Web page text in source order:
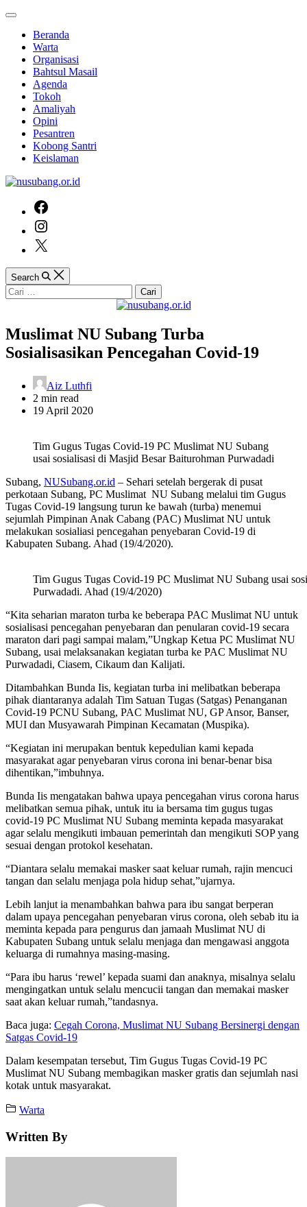
Skip
content
Off
CanvasBeranda
Warta
Organisasi
Bahtsul Masail
Agenda
Tokoh
Amaliyah
Opini
Pesantren
Kobong Santri
Keislaman
Search
Cari
untuk:
Muslimat NU Subang Turba
Sosialisasikan Pencegahan Covid-19
Aiz Luthfi
Estimated
read
2 min read
19 April 2020
Tim Gugus Tugas Covid-19 PC Muslimat NU Subang
usai sosialisasi di Masjid Besar Baiturohman Purwadadi
Subang, NUSubang.or.id – Sehari setelah bergerak di pusat
perkotaan Subang, PC Muslimat NU Subang melalui tim Gugus
Tugas Covid-19 langsung turun ke bawah (turba) menemui
sejumlah Pimpinan Anak Cabang (PAC) Muslimat NU untuk
melakukan sosialiasi pencegahan penyebaran Covid-19 di
Kabupaten Subang. Ahad (19/4/2020).
Tim Gugus Tugas Covid-19 PC Muslimat NU Subang usai
Purwadadi. Ahad (19/4/2020)
“Kita seharian maraton turba ke beberapa PAC Muslimat NU untuk
sosialisasi pencegahan penyebaran dan penularan covid-19 secara
maraton dari pagi sampai malam,”Ungkap Ketua PC Muslimat NU
Subang, usai melaksanakan kegiatan turba ke PAC Muslimat NU
Purwadadi, Ciasem, Cikaum dan Kalijati.
Ditambahkan Bunda Iis, kegiatan turba ini melibatkan beberapa
pihak diantaranya adalah Tim Satuan Tugas (Satgas) Penanganan
Covid-19 PCNU Subang, PAC Muslimat NU, GP Ansor, Banser,
MUI dan Musyawarah Pimpinan Kecamatan (Muspika).
“Kegiatan ini merupakan bentuk kepedulian kami kepada
masyarakat agar penyebaran virus corona ini benar-benar bisa
dihentikan,”imbuhnya.
Bunda Iis mengatakan bahwa upaya pencegahan virus corona harus
melibatkan semua pihak, untuk itu ia bersama tim gugus tugas
covid-19 PC Muslimat NU Subang meminta kepada masyarakat
agar selalu mengikuti imbauan pemerintah dan mengikuti SOP yang
sesuai dengan protokol kesehatan.
“Diantara selalu memakai masker saat keluar rumah, rajin mencuci
tangan dan selalu menjaga pola hidup sehat,”ujarnya.
Lebih lanjut ia menambahkan bahwa para ibu sangat berperan
dalam upaya pencegahan penyebaran virus corona, oleh sebab itu ia
meminta kepada para pengurus dan jamaah Muslimat NU di
Kabupaten Subang untuk selalu menjaga dan mengawasi anggota
keluarga di rumahnya masing-masing.
“Para ibu harus ‘rewel’ kepada suami dan anaknya, misalnya selalu
mengingatkan untuk selalu mencucii tangan dan memakai masker
saat akan keluar rumah,”tandasnya.
Baca juga: Cegah Corona, Muslimat NU Subang Bersinergi dengan
Satgas Covid-19
Dalam kesempatan tersebut, Tim Gugus Tugas Covid-19 PC
Muslimat NU Subang membagikan masker gratis dan sejumlah nasi
kotak untuk masyarakat.
Warta
Written By